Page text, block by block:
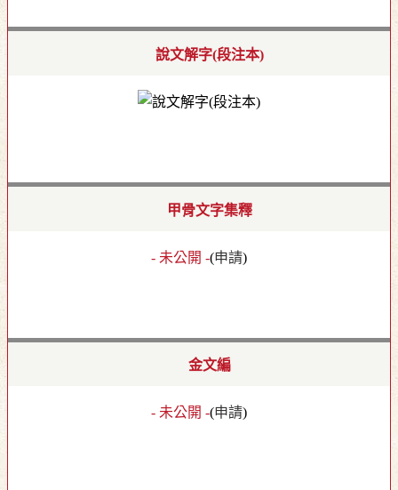
說文解字(段注本)
甲骨文字集釋
- 未公開 -(申請)
金文編
- 未公開 -(申請)